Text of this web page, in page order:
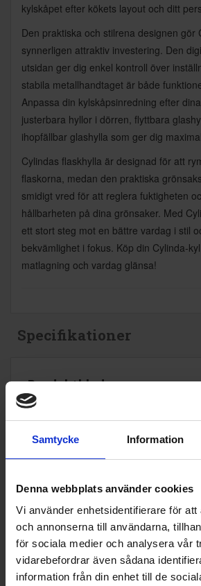
Samtycke Information
Denna webbplats använder cookies
Vi använder enhetsidentifierare för att
och annonserna till användarna,
för sociala medier och analysera vår
vidarebefordrar även sådana
information från din enhet till de
kylskåpet efter kökets layout och ditt
Den praktiska och stilrena designen gör
synnerligen attraktiv investering. Den
utsidan ger dig enkel kontroll över
stabila metallhandtaget är både
Anpassa din kylskåpsinredning efter
justerbara hyllor i dörren, flyttbara
ihopfällbar glashylla som ger dig
Cylindas flaskhylla är designad för att
flaskorna, medan den praktiska
smidigt vred för att reglera fuktigheten
hållbarheten på dina grönsaker. Med
ett stort steg mot en bättre vardag i stil
bekvämlighet i fokus. Köp din Cylinda-
matlagning och vardag glänsa!
Specifikationer
Produktblad:
Modellbeteckning:
9102236--B
Vinkylskåp (Ja/Nej):
Nej
Höjd (cm):
186
Bredd (cm):
59.5